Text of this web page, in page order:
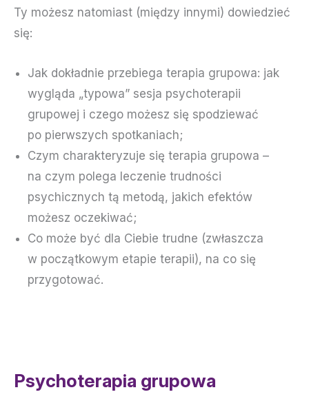
Ty możesz natomiast (między innymi) dowiedzieć
się:
Jak dokładnie przebiega terapia grupowa: jak
wygląda „typowa” sesja psychoterapii
grupowej i czego możesz się spodziewać
po pierwszych spotkaniach;
Czym charakteryzuje się terapia grupowa –
na czym polega leczenie trudności
psychicznych tą metodą, jakich efektów
możesz oczekiwać;
Co może być dla Ciebie trudne (zwłaszcza
w początkowym etapie terapii), na co się
przygotować.
Psychoterapia grupowa